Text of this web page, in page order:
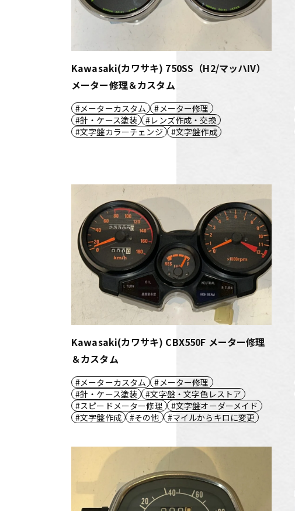
Kawasaki(カワサキ) 750SS（H2/マッハIV）
メーター修理＆カスタム
メーターカスタム
メーター修理
針・ケース塗装
レンズ作成・交換
文字盤カラーチェンジ
文字盤作成
Kawasaki(カワサキ) CBX550F メーター修理
＆カスタム
メーターカスタム
メーター修理
針・ケース塗装
文字盤・文字色レストア
スピードメーター修理
文字盤オーダーメイド
文字盤作成
その他 マイルからキロに変更